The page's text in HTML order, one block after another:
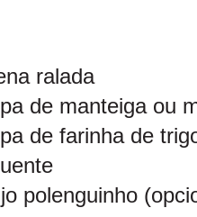
ralada
de manteiga ou
de farinha de
polenguinho